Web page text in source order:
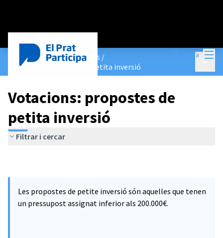
Entra
Pressupostos Participatius /
Votacions: propostes de petita inversió
Votacions: propostes de
petita inversió
Filtrar i cercar
Les propostes de petite inversió són aquelles que tenen
un pressupost assignat inferior als 200.000€.